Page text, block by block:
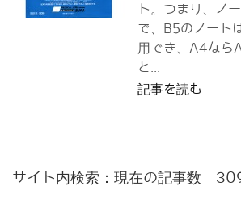
ト。つまり、ノ
で、B5のノート
用でき、A4なら
と...
記事を読む
サイト内検索：現在の記事数